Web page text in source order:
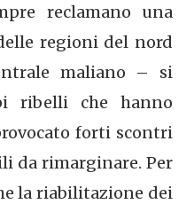
reclamano una
regioni del nord
maliano – si
ribelli che hanno
forti scontri
da rimarginare. Per
la riabilitazione dei